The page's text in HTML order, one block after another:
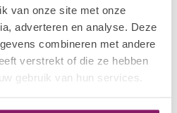
van onze site met onze
adverteren en analyse. Deze
combineren met andere
verstrekt of die ze hebben
gebruik van hun services.
€24,19